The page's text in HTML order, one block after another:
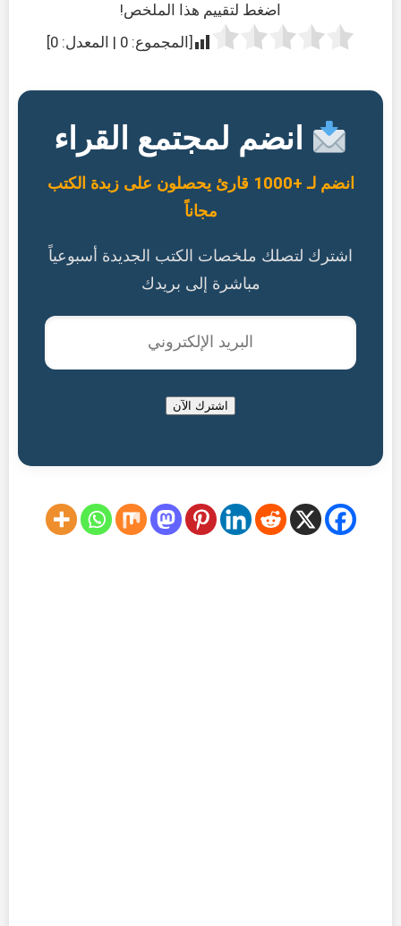
اضغط لتقييم هذا الملخص!
[المجموع: 0 | المعدل: 0
]
انضم لمجتمع القراء
انضم لـ +1000 قارئ يحصلون على زبدة الكتب
مجاناً
اشترك لتصلك ملخصات الكتب الجديدة أسبوعياً
مباشرة إلى بريدك